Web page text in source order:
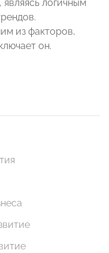
логичным
из факторов,
он.